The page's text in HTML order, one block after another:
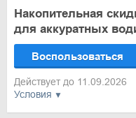
Условия
Накопительная
для аккуратных
Воспользоваться
Действует до 11.09.2026